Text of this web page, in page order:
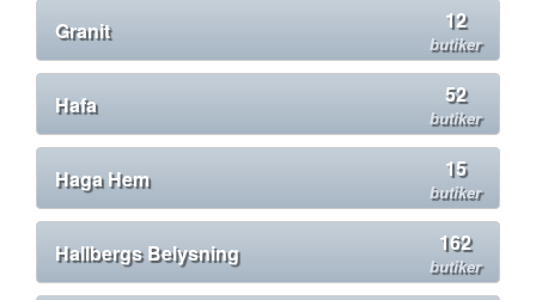
Granit 12
butiker
Hafa 52
butiker
Haga Hem 15
butiker
Hallbergs Belysning 162
butiker